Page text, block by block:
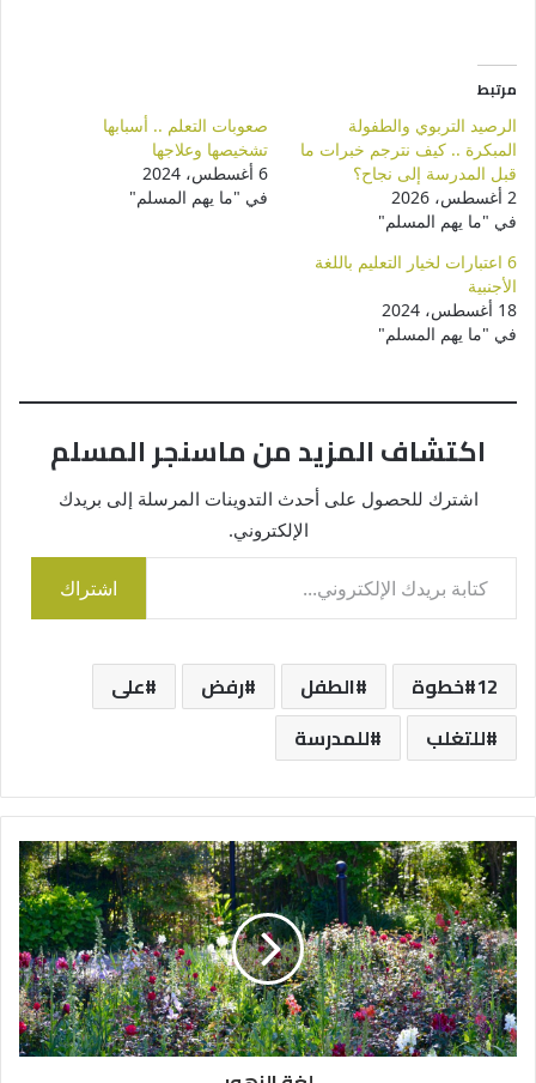
مرتبط
الرصيد التربوي والطفولة
المبكرة .. كيف نترجم خبرات ما
قبل المدرسة إلى نجاح؟
2 أغسطس، 2026
في "ما يهم المسلم"
صعوبات التعلم .. أسبابها
تشخيصها وعلاجها
6 أغسطس، 2024
في "ما يهم المسلم"
6 اعتبارات لخيار التعليم باللغة
الأجنبية
18 أغسطس، 2024
في "ما يهم المسلم"
اكتشاف المزيد من ماسنجر المسلم
اشترك للحصول على أحدث التدوينات المرسلة إلى بريدك
الإلكتروني.
كتابة بريدك الإلكتروني...
اشتراك
12خطوة الطفل رفض
على
للتغلب
للمدرسة